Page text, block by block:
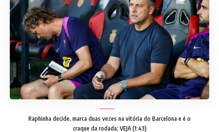
Raphinha decide, marca duas vezes na vitória do Barcelona e é o
craque da rodada; VEJA (1:43)